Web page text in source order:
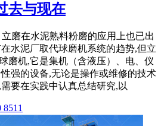
去与现在
磨在水泥熟料粉磨的应用上也已出
水泥厂取代球磨机系统的趋势,但立
磨机,它是集机（含液压）、电、仪
强的设备,无论是操作或维修的技术
要在实践中认真总结研究,以